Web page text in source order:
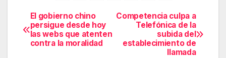
Navegación
de
Competencia culpa a
Telefónica de la
subida del
establecimiento de
llamada
El gobierno chino
persigue desde hoy
las webs que atenten
contra la moralidad